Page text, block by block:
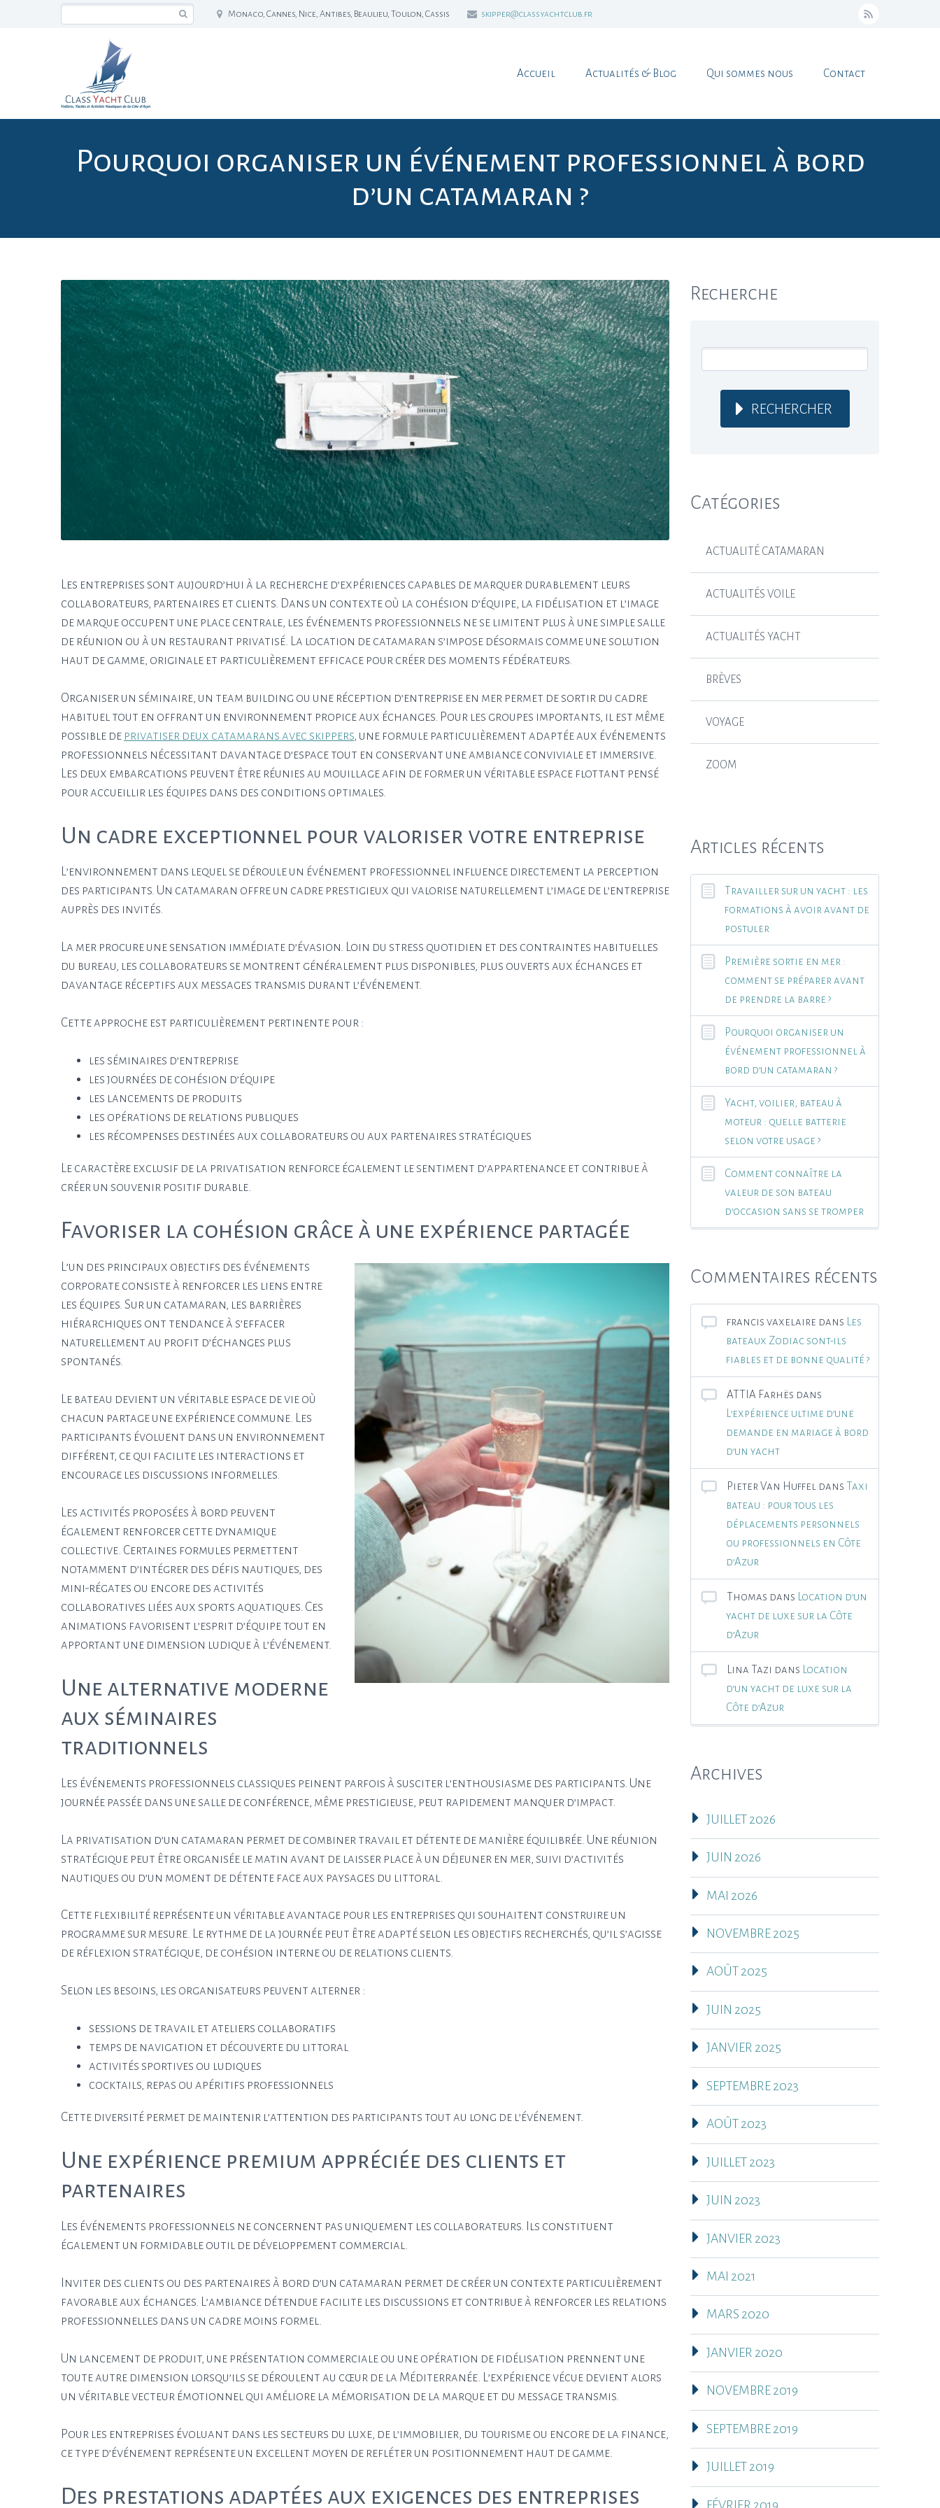
Monaco, Cannes, Nice, Antibes, Beaulieu, Toulon, Cassis skipper@classyachtclub.fr
Accueil Actualités & Blog Qui sommes nous Contact
Pourquoi organiser un événement professionnel à bord
d’un catamaran ?
Les entreprises sont aujourd’hui à la recherche d’expériences capables de marquer durablement leurs
collaborateurs, partenaires et clients. Dans un contexte où la cohésion d’équipe, la fidélisation et l’image
de marque occupent une place centrale, les événements professionnels ne se limitent plus à une simple salle
de réunion ou à un restaurant privatisé. La location de catamaran s’impose désormais comme une solution
haut de gamme, originale et particulièrement efficace pour créer des moments fédérateurs.
Organiser un séminaire, un team building ou une réception d’entreprise en mer permet de sortir du cadre
habituel tout en offrant un environnement propice aux échanges. Pour les groupes importants, il est même
possible de privatiser deux catamarans avec skippers , une formule particulièrement adaptée aux événements
professionnels nécessitant davantage d’espace tout en conservant une ambiance conviviale et immersive.
Les deux embarcations peuvent être réunies au mouillage afin de former un véritable espace flottant pensé
pour accueillir les équipes dans des conditions optimales.
Un cadre exceptionnel pour valoriser votre entreprise
L’environnement dans lequel se déroule un événement professionnel influence directement la perception
des participants. Un catamaran offre un cadre prestigieux qui valorise naturellement l’image de l’entreprise
auprès des invités.
La mer procure une sensation immédiate d’évasion. Loin du stress quotidien et des contraintes habituelles
du bureau, les collaborateurs se montrent généralement plus disponibles, plus ouverts aux échanges et
davantage réceptifs aux messages transmis durant l’événement.
Cette approche est particulièrement pertinente pour :
les séminaires d’entreprise
les journées de cohésion d’équipe
les lancements de produits
les opérations de relations publiques
les récompenses destinées aux collaborateurs ou aux partenaires stratégiques
Le caractère exclusif de la privatisation renforce également le sentiment d’appartenance et contribue à
créer un souvenir positif durable.
Favoriser la cohésion grâce à une expérience partagée
L’un des principaux objectifs des événements
corporate consiste à renforcer les liens entre
les équipes. Sur un catamaran, les barrières
hiérarchiques ont tendance à s’effacer
naturellement au profit d’échanges plus
spontanés.
Le bateau devient un véritable espace de vie où
chacun partage une expérience commune. Les
participants évoluent dans un environnement
différent, ce qui facilite les interactions et
encourage les discussions informelles.
Les activités proposées à bord peuvent
également renforcer cette dynamique
collective. Certaines formules permettent
notamment d’intégrer des défis nautiques, des
mini-régates ou encore des activités
collaboratives liées aux sports aquatiques. Ces
animations favorisent l’esprit d’équipe tout en
apportant une dimension ludique à l’événement.
Une alternative moderne
aux séminaires
traditionnels
Les événements professionnels classiques peinent parfois à susciter l’enthousiasme des participants. Une
journée passée dans une salle de conférence, même prestigieuse, peut rapidement manquer d’impact.
La privatisation d’un catamaran permet de combiner travail et détente de manière équilibrée. Une réunion
stratégique peut être organisée le matin avant de laisser place à un déjeuner en mer, suivi d’activités
nautiques ou d’un moment de détente face aux paysages du littoral.
Cette flexibilité représente un véritable avantage pour les entreprises qui souhaitent construire un
programme sur mesure. Le rythme de la journée peut être adapté selon les objectifs recherchés, qu’il s’agisse
de réflexion stratégique, de cohésion interne ou de relations clients.
Selon les besoins, les organisateurs peuvent alterner :
sessions de travail et ateliers collaboratifs
temps de navigation et découverte du littoral
activités sportives ou ludiques
cocktails, repas ou apéritifs professionnels
Cette diversité permet de maintenir l’attention des participants tout au long de l’événement.
Une expérience premium appréciée des clients et
partenaires
Les événements professionnels ne concernent pas uniquement les collaborateurs. Ils constituent
également un formidable outil de développement commercial.
Inviter des clients ou des partenaires à bord d’un catamaran permet de créer un contexte particulièrement
favorable aux échanges. L’ambiance détendue facilite les discussions et contribue à renforcer les relations
professionnelles dans un cadre moins formel.
Un lancement de produit, une présentation commerciale ou une opération de fidélisation prennent une
toute autre dimension lorsqu’ils se déroulent au cœur de la Méditerranée. L’expérience vécue devient alors
un véritable vecteur émotionnel qui améliore la mémorisation de la marque et du message transmis.
Pour les entreprises évoluant dans les secteurs du luxe, de l’immobilier, du tourisme ou encore de la finance,
ce type d’événement représente un excellent moyen de refléter un positionnement haut de gamme.
Des prestations adaptées aux exigences des entreprises
Recherche
RECHERCHER
Catégories
ACTUALITÉ CATAMARAN
ACTUALITÉS VOILE
ACTUALITÉS YACHT
BRÈVES
VOYAGE
ZOOM
Articles récents
Travailler sur un yacht : les
formations à avoir avant de
postuler
Première sortie en mer :
comment se préparer avant
de prendre la barre ?
Pourquoi organiser un
événement professionnel à
bord d’un catamaran ?
Yacht, voilier, bateau à
moteur : quelle batterie
selon votre usage ?
Comment connaître la
valeur de son bateau
d’occasion sans se tromper
Commentaires récents
francis vaxelaire dans
Les
bateaux Zodiac sont-ils
fiables et de bonne qualité ?
ATTIA Farhës dans
L’expérience ultime d’une
demande en mariage à bord
d’un yacht
Pieter Van Huffel dans Taxi
bateau : pour tous les
déplacements personnels
ou professionnels en Côte
d’Azur
Thomas dans
Location d’un
yacht de luxe sur la Côte
d’Azur
Lina Tazi dans
Location
d’un yacht de luxe sur la
Côte d’Azur
Archives
JUILLET 2026
JUIN 2026
MAI 2026
NOVEMBRE 2025
AOÛT 2025
JUIN 2025
JANVIER 2025
SEPTEMBRE 2023
AOÛT 2023
JUILLET 2023
JUIN 2023
JANVIER 2023
MAI 2021
MARS 2020
JANVIER 2020
NOVEMBRE 2019
SEPTEMBRE 2019
JUILLET 2019
FÉVRIER 2019